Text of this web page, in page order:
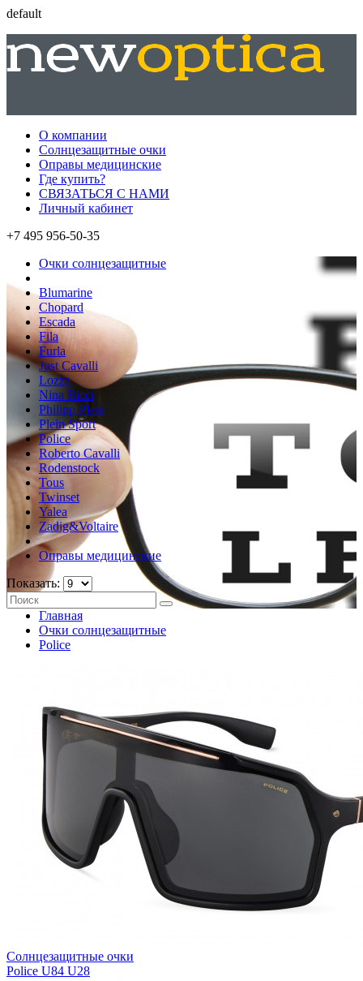
default
О компании
Солнцезащитные очки
Оправы медицинские
Где купить?
СВЯЗАТЬСЯ С НАМИ
Личный кабинет
+7 495 956-50-35
Очки солнцезащитные
Blumarine
Chopard
Escada
Fila
Furla
Just Cavalli
Lozza
Nina Ricci
Philipp Plein
Plein Sport
Police
Roberto Cavalli
Rodenstock
Tous
Twinset
Yalea
Zadig&Voltaire
Оправы медицинские
Показать:
Главная
Очки солнцезащитные
Police
Солнцезащитные очки
Police U84 U28